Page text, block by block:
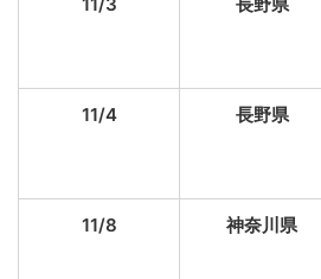
11/4 長野県
11/8 神奈川県